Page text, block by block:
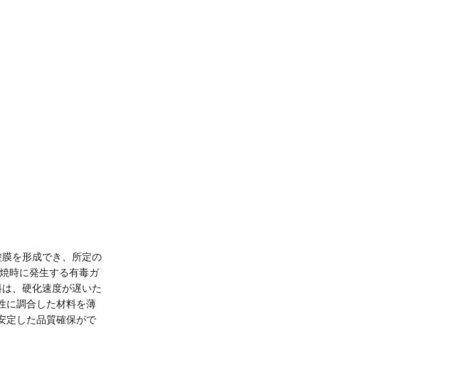
を形成でき、所定の
時に発生する有毒ガ
、硬化速度が遅いた
に調合した材料を薄
定した品質確保がで